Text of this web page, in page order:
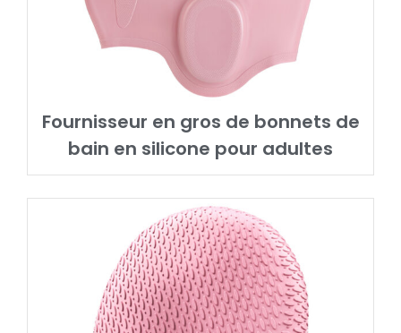
Fournisseur en gros de bonnets de
bain en silicone pour adultes